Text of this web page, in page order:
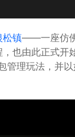
松镇——一座仿佛
也由此正式开始
管理玩法，并